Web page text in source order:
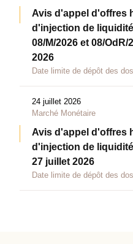
Avis d'appel d'offres
d'injection de liquidité
08/M/2026 et 08/
2026
Date limite de dépôt des
24 juillet 2026
Marché Monétaire
Avis d'appel d'offres
d'injection de liquidité
27 juillet 2026
Date limite de dépôt des